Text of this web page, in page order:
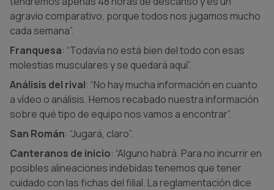
agravio comparativo, porque todos nos jugamos mucho
cada semana”.
Franquesa: “Todavía no está bien del todo con esas
molestias musculares y se quedará aquí”.
Análisis del rival: “No hay mucha información en cuanto
a vídeo o análisis. Hemos recabado nuestra información
sobre qué tipo de equipo nos vamos a encontrar”.
San Román: “Jugará, claro”.
Canteranos de inicio: “Alguno habrá. Para no incurrir en
posibles alineaciones indebidas tenemos que tener
cuidado con las fichas del filial. La reglamentación dice